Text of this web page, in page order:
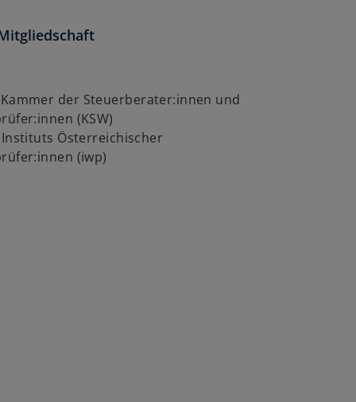
der Steuerberater:innen und
(KSW)
Österreichischer
(iwp)